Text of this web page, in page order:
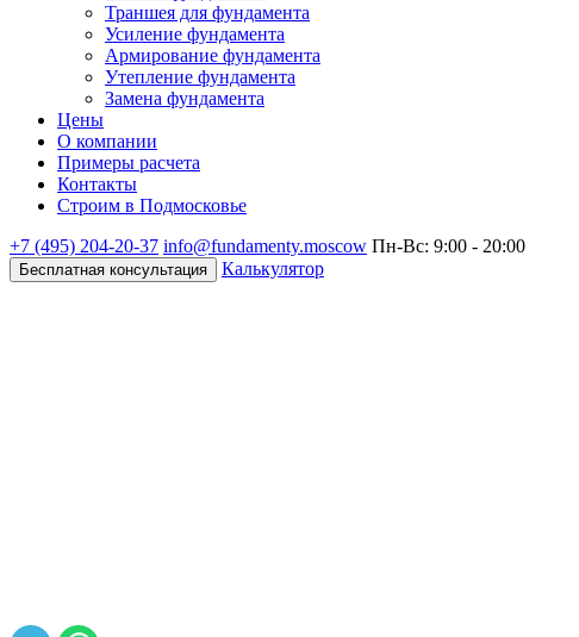
Траншея для фундамента
Усиление фундамента
Армирование фундамента
Утепление фундамента
Замена фундамента
Цены
О компании
Примеры расчета
Контакты
Строим в Подмосковье
+7 (495) 204-20-37 info@fundamenty.moscow Пн-Вс: 9:00 - 20:00
Бесплатная консультация Калькулятор